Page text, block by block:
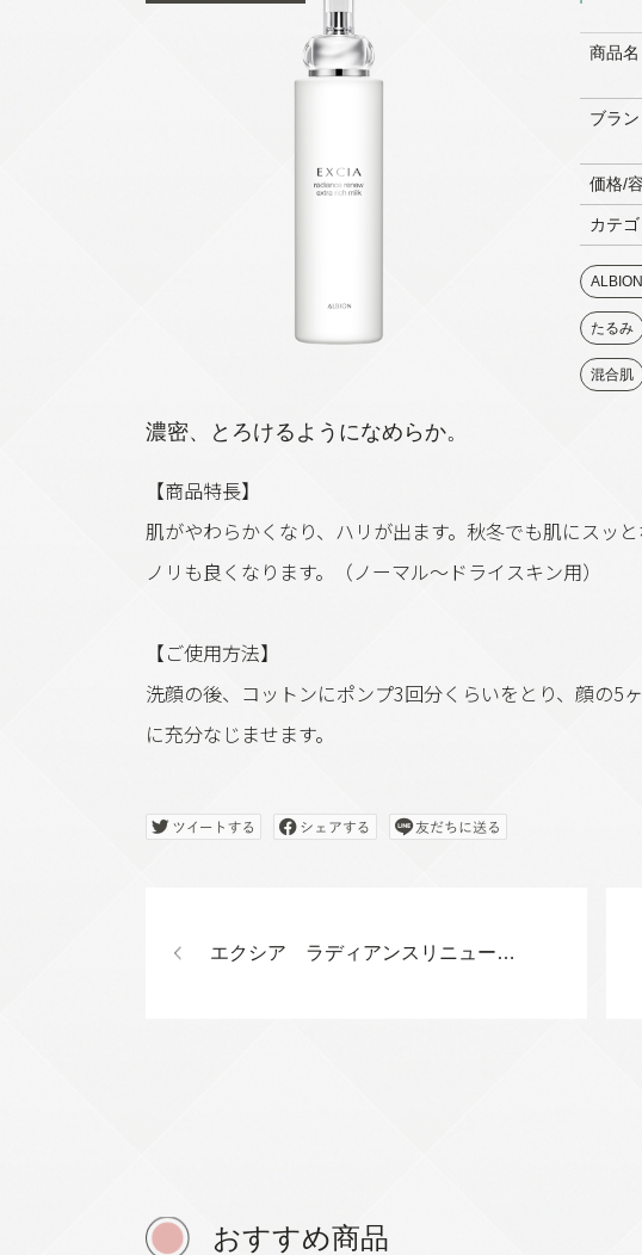
商品名
ブラン
価格/
カテゴ
たるみ
混合肌
濃密、とろけるようになめらか。
【商品特長】
肌がやわらかくなり、ハリが出ます。秋冬でも肌にスッ
ノリも良くなります。（ノーマル〜ドライスキン用）
【ご使用方法】
洗顔の後、コットンにポンプ3回分くらいをとり、顔の5
に充分なじませます。
エクシア ラディアンスリニューローション
おすすめ商品